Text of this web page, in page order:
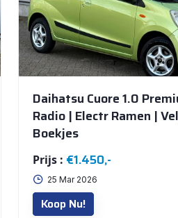
Daihatsu Cuore 1.0
Radio | Electr Ramen |
Boekjes
Prijs : €1.450,-
25 Mar 2026
Koop Nu!